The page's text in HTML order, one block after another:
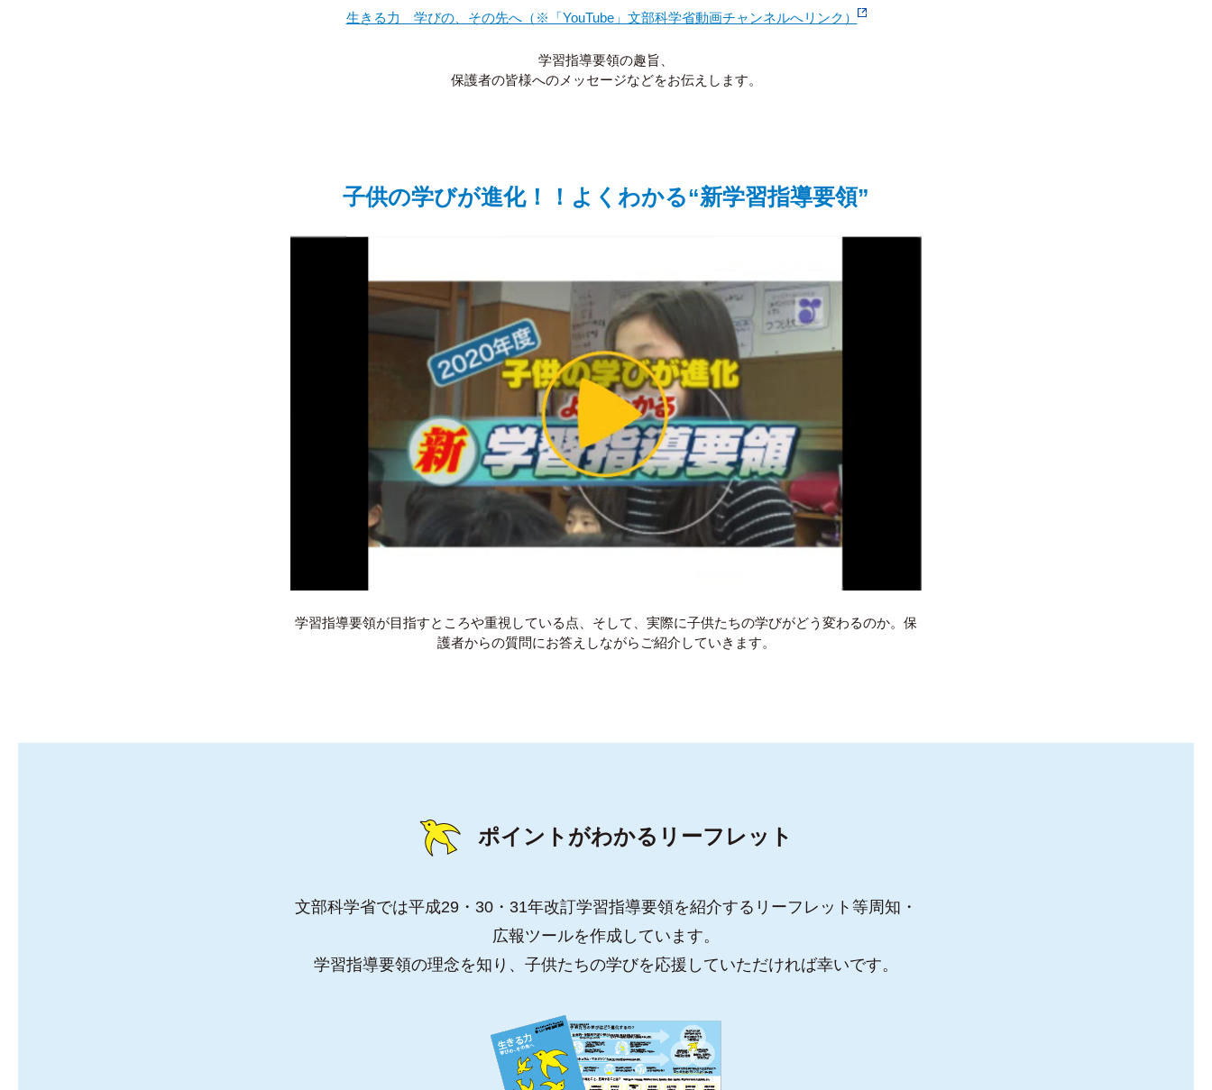
生きる力 学びの、その先へ（※「YouTube」文部科学省動画チャンネルへリンク）
学習指導要領の趣旨、
保護者の皆様へのメッセージなどをお伝えします。
子供の学びが進化！！よくわかる“新学習指導要領”
学習指導要領が目指すところや重視している点、そして、実際に子供たちの学びがどう変わるのか。保
護者からの質問にお答えしながらご紹介していきます。
ポイントがわかるリーフレット
文部科学省では平成29・30・31年改訂学習指導要領を紹介するリーフレット等周知・
広報ツールを作成しています。
学習指導要領の理念を知り、子供たちの学びを応援していただければ幸いです。